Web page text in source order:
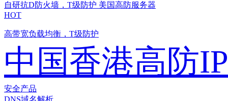
自研抗D防火墙，T级防护 美国高防服务器
HOT
高带宽负载均衡，T级防护
中国香港高防IP
安全产品
DNS域名解析